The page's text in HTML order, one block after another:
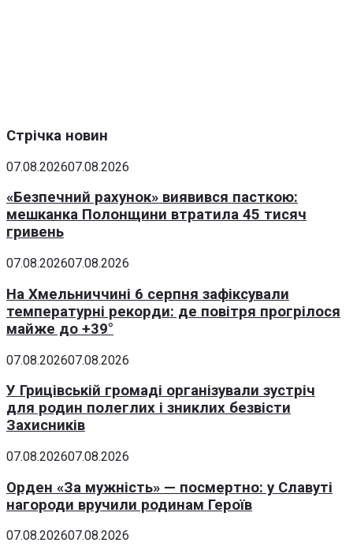
Стрічка новин
07.08.202607.08.2026
«Безпечний рахунок» виявився пасткою:
мешканка Полонщини втратила 45 тисяч
гривень
07.08.202607.08.2026
На Хмельниччині 6 серпня зафіксували
температурні рекорди: де повітря прогрілося
майже до +39°
07.08.202607.08.2026
У Грицівській громаді організували зустріч
для родин полеглих і зниклих безвісти
Захисників
07.08.202607.08.2026
Орден «За мужність» — посмертно: у Славуті
нагороди вручили родинам Героїв
07.08.202607.08.2026